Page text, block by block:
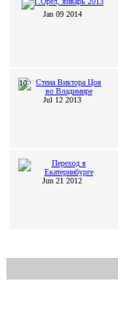
Jan 09 2014
10
Jul 12 2013
Jun 21 2012